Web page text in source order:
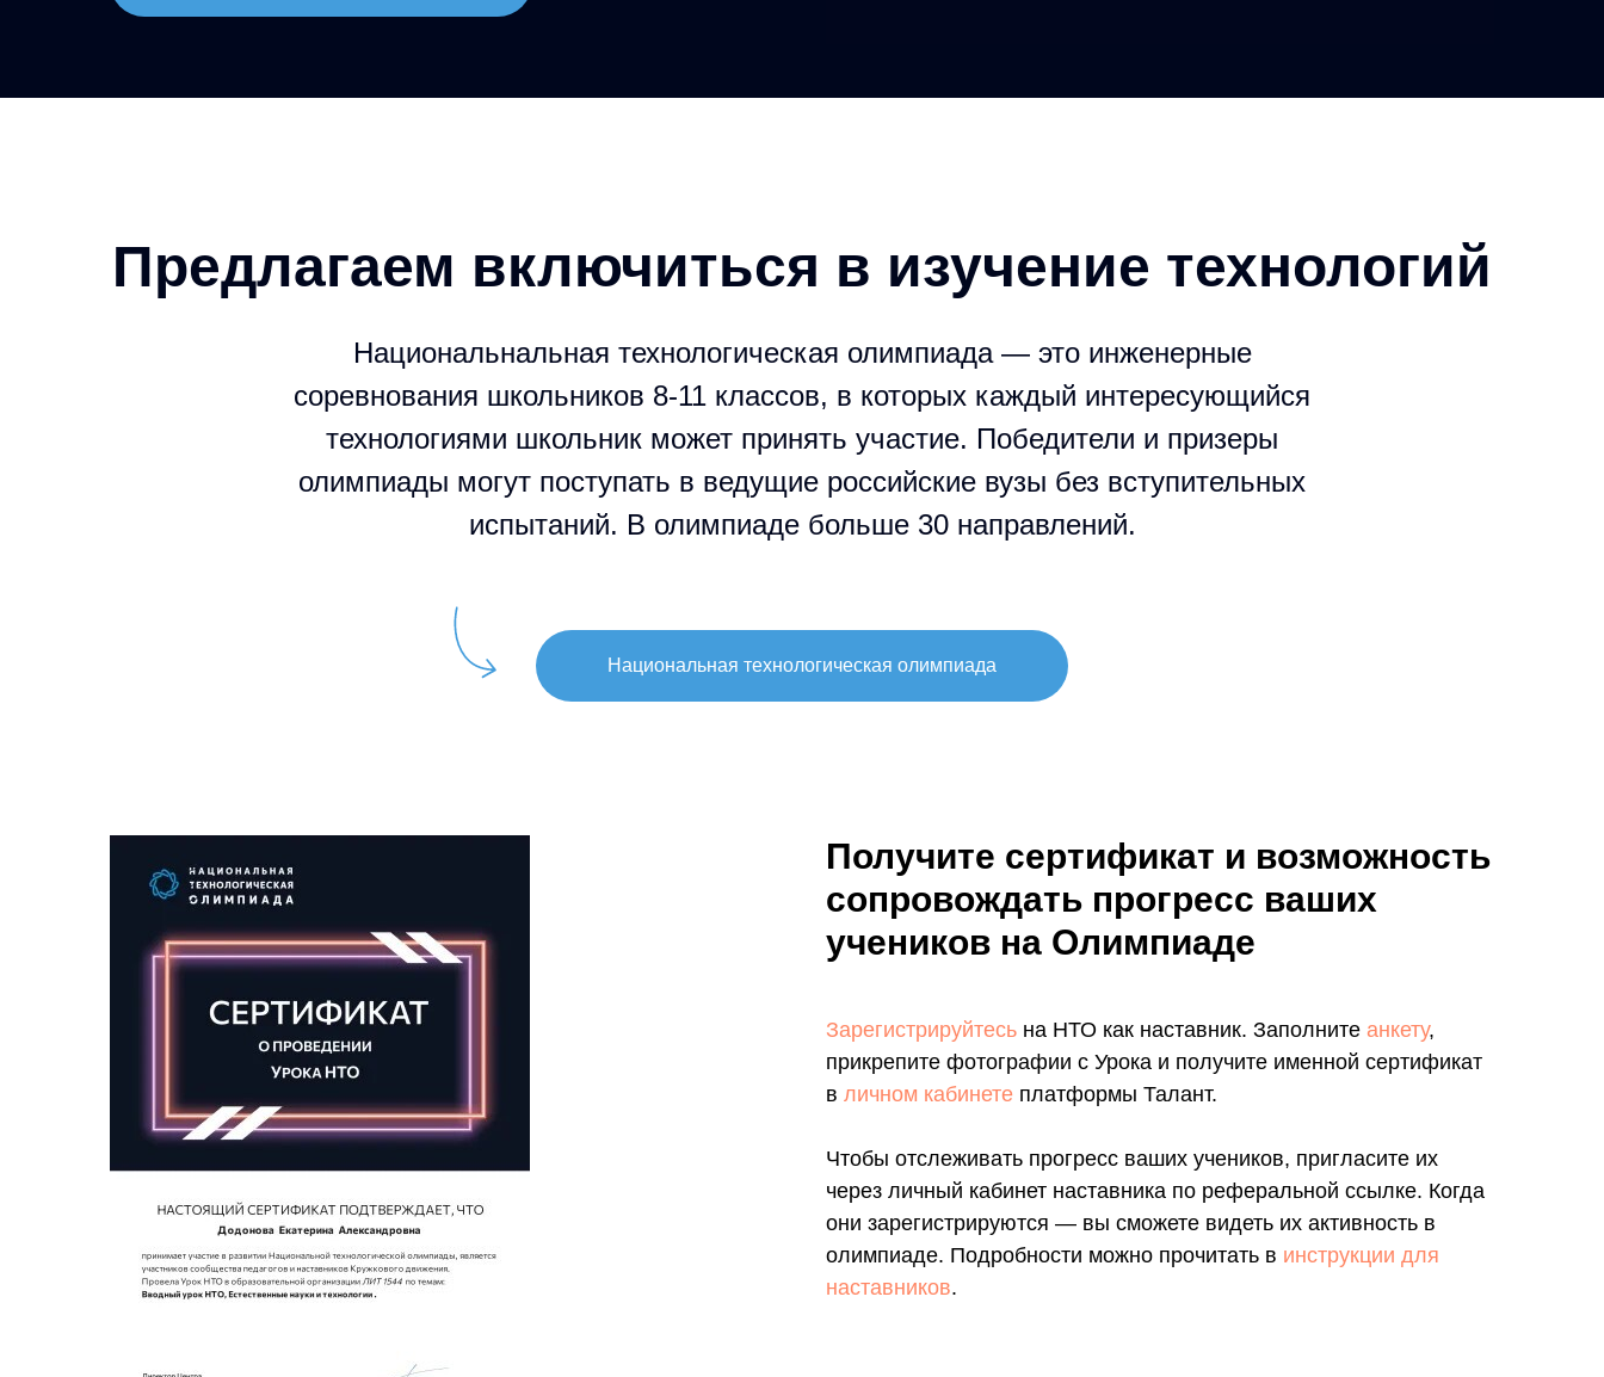
Предлагаем включиться в изучение технологий
Национальнальная технологическая олимпиада — это инженерные
соревнования школьников 8-11 классов, в которых каждый интересующийся
технологиями школьник может принять участие. Победители и призеры
олимпиады могут поступать в ведущие российские вузы без вступительных
испытаний. В олимпиаде больше 30 направлений.
Национальная технологическая олимпиада
Получите сертификат и возможность
сопровождать прогресс ваших
учеников на Олимпиаде
Зарегистрируйтесь на НТО как наставник. Заполните анкету,
прикрепите фотографии с Урока и получите именной сертификат
в личном кабинете платформы Талант.
Чтобы отслеживать прогресс ваших учеников, пригласите их
через личный кабинет наставника по реферальной ссылке. Когда
они зарегистрируются — вы сможете видеть их активность в
олимпиаде. Подробности можно прочитать в инструкции для
наставников.